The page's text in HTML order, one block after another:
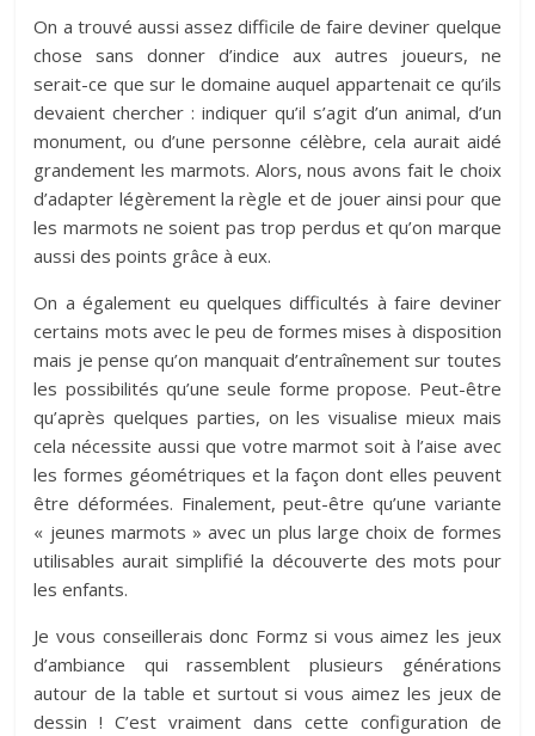
On a trouvé aussi assez difficile de faire deviner quelque
chose sans donner d’indice aux autres joueurs, ne
serait-ce que sur le domaine auquel appartenait ce qu’ils
devaient chercher : indiquer qu’il s’agit d’un animal, d’un
monument, ou d’une personne célèbre, cela aurait aidé
grandement les marmots. Alors, nous avons fait le choix
d’adapter légèrement la règle et de jouer ainsi pour que
les marmots ne soient pas trop perdus et qu’on marque
aussi des points grâce à eux.
On a également eu quelques difficultés à faire deviner
certains mots avec le peu de formes mises à disposition
mais je pense qu’on manquait d’entraînement sur toutes
les possibilités qu’une seule forme propose. Peut-être
qu’après quelques parties, on les visualise mieux mais
cela nécessite aussi que votre marmot soit à l’aise avec
les formes géométriques et la façon dont elles peuvent
être déformées. Finalement, peut-être qu’une variante
« jeunes marmots » avec un plus large choix de formes
utilisables aurait simplifié la découverte des mots pour
les enfants.
Je vous conseillerais donc Formz si vous aimez les jeux
d’ambiance qui rassemblent plusieurs générations
autour de la table et surtout si vous aimez les jeux de
dessin ! C’est vraiment dans cette configuration de